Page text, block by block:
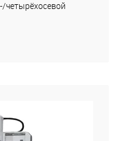
четырёхосевой